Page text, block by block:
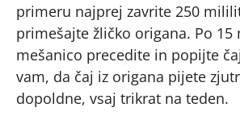
primeru najprej zavrite 250
primešajte žličko origana. Po 15
mešanico precedite in popijte
vam, da čaj iz origana pijete
dopoldne, vsaj trikrat na teden.